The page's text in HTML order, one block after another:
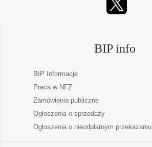
BIP info
BIP Informacje
Praca w NFZ
Zamówienia publiczne
Ogłoszenia o sprzedaży
Ogłoszenia o nieodpłatnym przekazaniu